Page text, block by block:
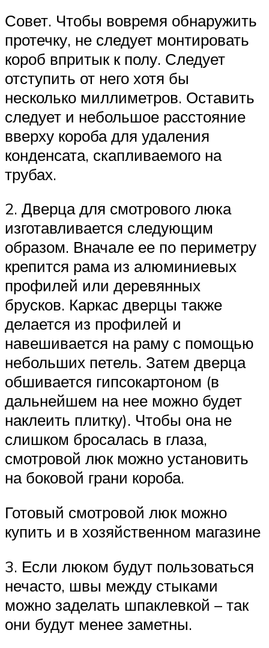
Совет. Чтобы вовремя обнаружить
протечку, не следует монтировать
короб впритык к полу. Следует
отступить от него хотя бы
несколько миллиметров. Оставить
следует и небольшое расстояние
вверху короба для удаления
конденсата, скапливаемого на
трубах.
2. Дверца для смотрового люка
изготавливается следующим
образом. Вначале ее по периметру
крепится рама из алюминиевых
профилей или деревянных
брусков. Каркас дверцы также
делается из профилей и
навешивается на раму с помощью
небольших петель. Затем дверца
обшивается гипсокартоном (в
дальнейшем на нее можно будет
наклеить плитку). Чтобы она не
слишком бросалась в глаза,
смотровой люк можно установить
на боковой грани короба.
Готовый смотровой люк можно
купить и в хозяйственном магазине
3. Если люком будут пользоваться
нечасто, швы между стыками
можно заделать шпаклевкой – так
они будут менее заметны.